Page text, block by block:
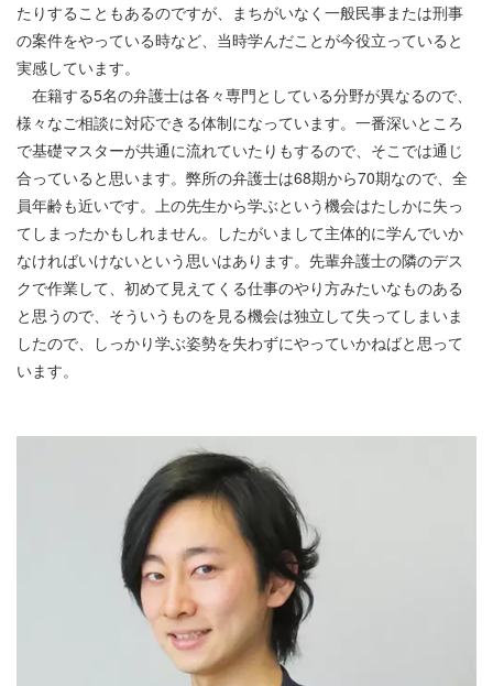
たりすることもあるのですが、まちがいなく一般民事または刑事
の案件をやっている時など、当時学んだことが今役立っていると
実感しています。
在籍する5名の弁護士は各々専門としている分野が異なるので、
様々なご相談に対応できる体制になっています。一番深いところ
で基礎マスターが共通に流れていたりもするので、そこでは通じ
合っていると思います。弊所の弁護士は68期から70期なので、全
員年齢も近いです。上の先生から学ぶという機会はたしかに失っ
てしまったかもしれません。したがいまして主体的に学んでいか
なければいけないという思いはあります。先輩弁護士の隣のデス
クで作業して、初めて見えてくる仕事のやり方みたいなものある
と思うので、そういうものを見る機会は独立して失ってしまいま
したので、しっかり学ぶ姿勢を失わずにやっていかねばと思って
います。